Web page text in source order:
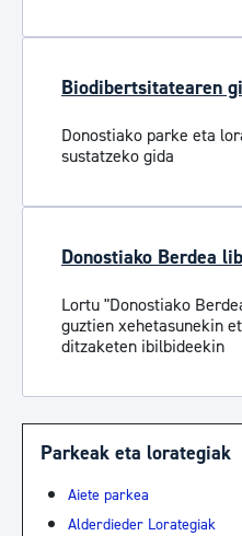
Biodibertsitatearen
Donostiako parke eta
sustatzeko gida
Donostiako Berdea
Lortu "Donostiako
guztien xehetasunekin
ditzaketen ibilbideekin
Parkeak eta lorategiak
Aiete parkea
Alderdieder Lorategiak